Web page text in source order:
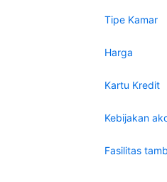
Tipe Kamar
Harga
Kartu Kredit
Kebijakan
Fasilitas